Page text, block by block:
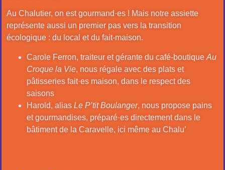
Au Chalutier, on est gourmand·es ! Mais notre assiette
représente aussi un premier pas vers la transition
écologique : du local et du fait-maison.
Carole Ferron, traiteur et gérante du café-boutique Au
Croque la Vie, nous régale avec des plats et
pâtisseries fait·es maison, dans le respect des
saisons
Harold, alias Le P’tit Boulanger, nous propose pains
et gourmandises, préparé·es directement dans le
bâtiment de la Caravelle, ici même au Chalu’